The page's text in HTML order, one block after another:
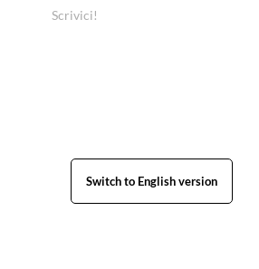
Scrivici!
Switch to English version